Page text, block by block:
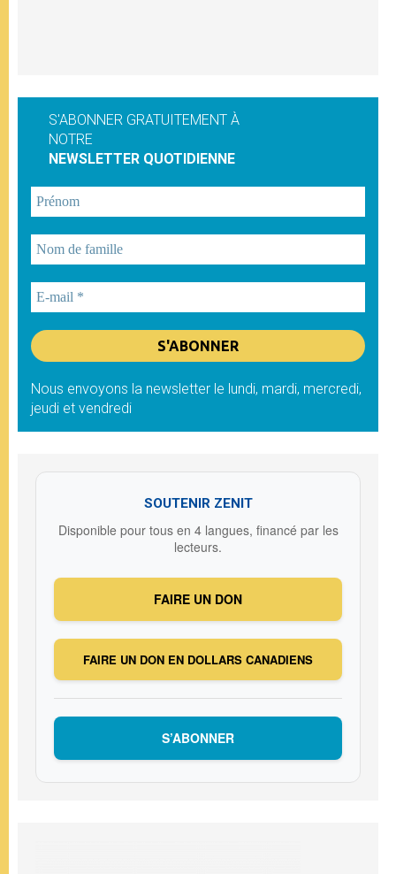
S'ABONNER GRATUITEMENT À
NOTRE
NEWSLETTER QUOTIDIENNE
Nous envoyons la newsletter le lundi, mardi, mercredi,
jeudi et vendredi
SOUTENIR ZENIT
Disponible pour tous en 4 langues, financé par les
lecteurs.
FAIRE UN DON
FAIRE UN DON EN DOLLARS CANADIENS
S’ABONNER